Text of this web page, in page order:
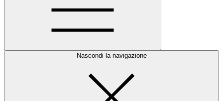
Nascondi la navigazione